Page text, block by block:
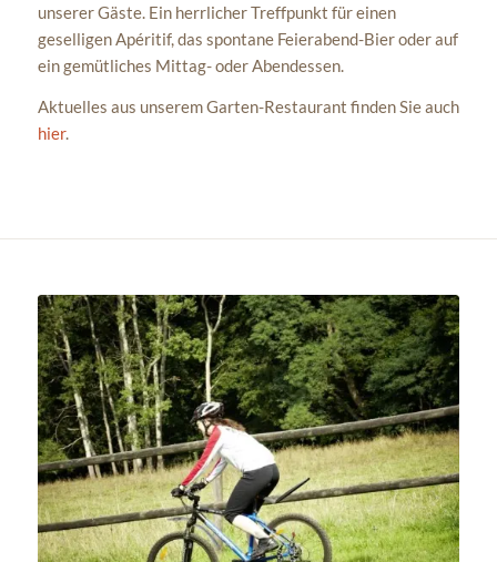
unserer Gäste. Ein herrlicher Treffpunkt für einen
geselligen Apéritif, das spontane Feierabend-Bier oder auf
ein gemütliches Mittag- oder Abendessen.
Aktuelles aus unserem Garten-Restaurant finden Sie auch
hier.